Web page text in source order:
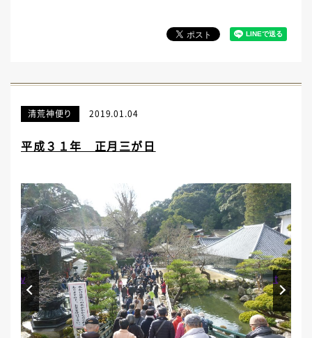
清荒神便り 2019.01.04
平成３１年 正月三が日
Prev Next